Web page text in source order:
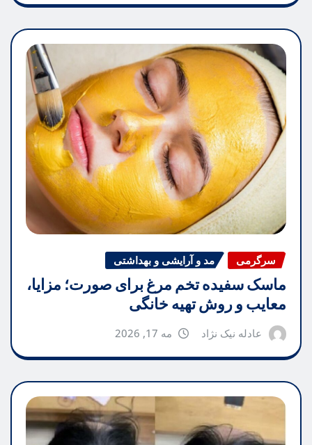
سرگرمی مد و آرایشی و بهداشتی
ماسک سفیده تخم مرغ برای صورت؛ مزایا،
معایب و روش تهیه خانگی
عادله نیک نژاد مه 17, 2026